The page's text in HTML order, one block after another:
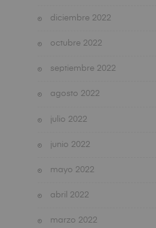
diciembre 2022
octubre 2022
septiembre 2022
agosto 2022
julio 2022
junio 2022
mayo 2022
abril 2022
marzo 2022